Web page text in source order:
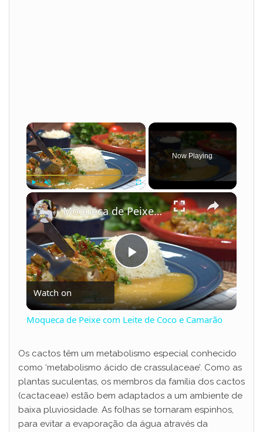
×
Fullscreen
Now Playing
×
P
l
y
V
Moqueca de Peixe com Leite de Coco e Camarão
Watch on
Moqueca de Peixe com Leite de Coco e Camarão
Os cactos têm um metabolismo especial conhecido
como ‘metabolismo ácido de crassulaceae’. Como as
plantas suculentas, os membros da família dos cactos
(cactaceae) estão bem adaptados a um ambiente de
baixa pluviosidade. As folhas se tornaram espinhos,
para evitar a evaporação da água através da